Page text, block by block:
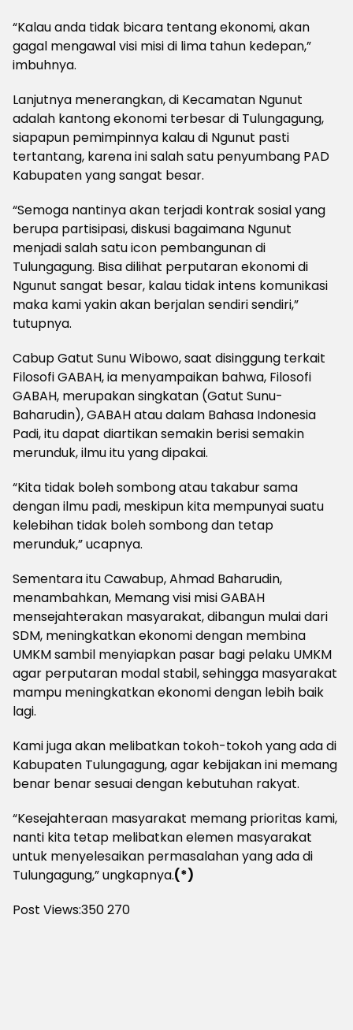
“Kalau anda tidak bicara tentang ekonomi, akan
gagal mengawal visi misi di lima tahun kedepan,”
imbuhnya.
Lanjutnya menerangkan, di Kecamatan Ngunut
adalah kantong ekonomi terbesar di Tulungagung,
siapapun pemimpinnya kalau di Ngunut pasti
tertantang, karena ini salah satu penyumbang PAD
Kabupaten yang sangat besar.
“Semoga nantinya akan terjadi kontrak sosial yang
berupa partisipasi, diskusi bagaimana Ngunut
menjadi salah satu icon pembangunan di
Tulungagung. Bisa dilihat perputaran ekonomi di
Ngunut sangat besar, kalau tidak intens komunikasi
maka kami yakin akan berjalan sendiri sendiri,”
tutupnya.
Cabup Gatut Sunu Wibowo, saat disinggung terkait
Filosofi GABAH, ia menyampaikan bahwa, Filosofi
GABAH, merupakan singkatan (Gatut Sunu-
Baharudin), GABAH atau dalam Bahasa Indonesia
Padi, itu dapat diartikan semakin berisi semakin
merunduk, ilmu itu yang dipakai.
“Kita tidak boleh sombong atau takabur sama
dengan ilmu padi, meskipun kita mempunyai suatu
kelebihan tidak boleh sombong dan tetap
merunduk,” ucapnya.
Sementara itu Cawabup, Ahmad Baharudin,
menambahkan, Memang visi misi GABAH
mensejahterakan masyarakat, dibangun mulai dari
SDM, meningkatkan ekonomi dengan membina
UMKM sambil menyiapkan pasar bagi pelaku UMKM
agar perputaran modal stabil, sehingga masyarakat
mampu meningkatkan ekonomi dengan lebih baik
lagi.
Kami juga akan melibatkan tokoh-tokoh yang ada di
Kabupaten Tulungagung, agar kebijakan ini memang
benar benar sesuai dengan kebutuhan rakyat.
“Kesejahteraan masyarakat memang prioritas kami,
nanti kita tetap melibatkan elemen masyarakat
untuk menyelesaikan permasalahan yang ada di
Tulungagung,” ungkapnya.(*)
Post Views:350270